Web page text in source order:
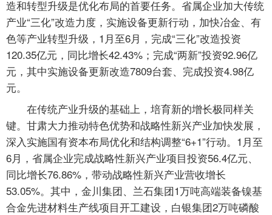
造和转型升级是优化布局的首要任务。省属企业加大传统
产业“三化”改造力度，实施设备更新行动，加快冶金、有
色等产业转型升级，1月至6月，完成“三化”改造投资
120.35亿元，同比增长42.43%；完成“两新”投资92.96亿
元，其中实施设备更新改造7809台套、完成投资4.98亿
元。
在传统产业升级的基础上，培育新的增长极同样关
键。甘肃大力推动特色优势和战略性新兴产业加快发展，
深入实施国有资本布局优化和结构调整“6+1”行动。1月至
6月，省属企业完成战略性新兴产业项目投资56.4亿元、
同比增长76.86%，带动战略性新兴产业营收增长
53.05%。其中，金川集团、兰石集团1万吨高端装备镍基
合金先进材料生产线项目开工建设，白银集团2万吨磷酸